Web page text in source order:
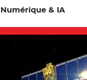
Numérique & IA